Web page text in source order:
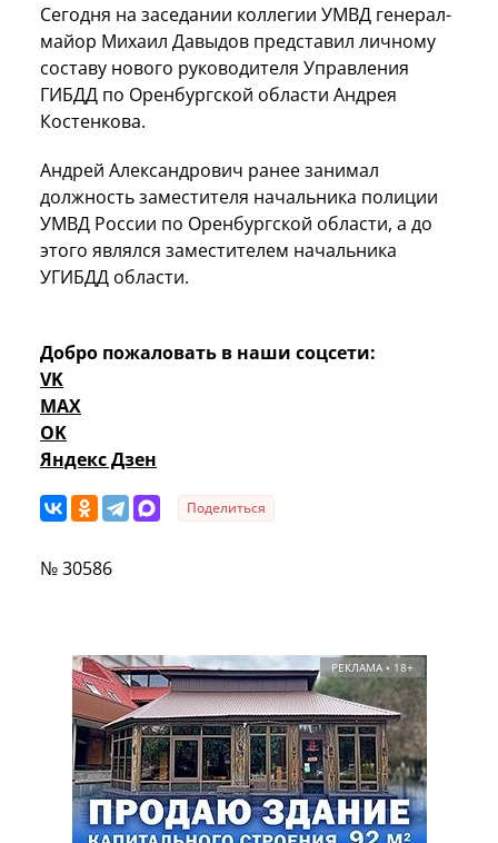
Сегодня на заседании коллегии УМВД генерал-
майор Михаил Давыдов представил личному
составу нового руководителя Управления
ГИБДД по Оренбургской области Андрея
Костенкова.
Андрей Александрович ранее занимал
должность заместителя начальника полиции
УМВД России по Оренбургской области, а до
этого являлся заместителем начальника
УГИБДД области.
Добро пожаловать в наши соцсети:
VK
MAX
OK
Яндекс Дзен
Поделиться
№ 30586
РЕКЛАМА • 18+